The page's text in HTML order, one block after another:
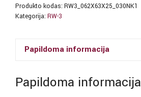
30
(natūrali
Produkto kodas: RW3_062X63X25_030NK1
Kategorija: RW-3
Papildoma informacija
Papildoma informacija